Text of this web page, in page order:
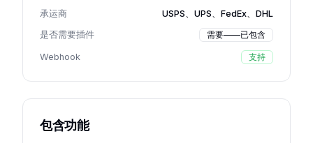
承运商
USPS、UPS、FedEx、DHL
是否需要插件
需要——已包含
Webhook 支持
包含功能